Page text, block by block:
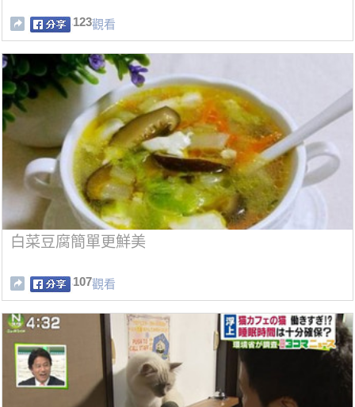
123觀看
白菜豆腐簡單更鮮美
107觀看